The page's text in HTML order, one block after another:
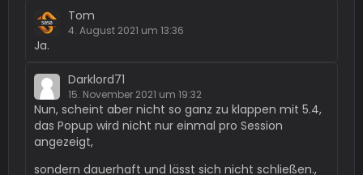
Tom
4. August 2021 um 13:36
Ja.
Darklord71
15. November 2021 um 19:32
Nun, scheint aber nicht so ganz zu klappen mit 5.4,
das Popup wird nicht nur einmal pro Session
angezeigt,
sondern dauerhaft und lässt sich nicht schließen.,